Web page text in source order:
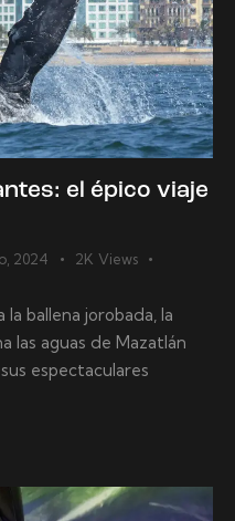
el épico viaje
2024 2K Views
ballena jorobada, la
las aguas de Mazatlán
espectaculares